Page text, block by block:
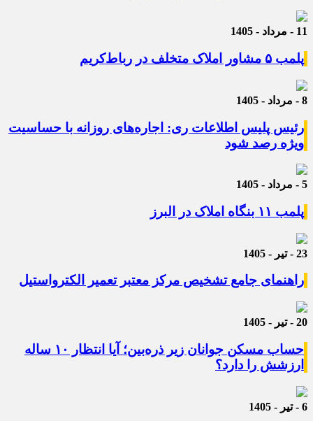
11 - مرداد - 1405
پلمب ۵ مشاور املاک متخلف در رباط‌کریم
8 - مرداد - 1405
رئیس پلیس اطلاعات ری: اجاره‌های روزانه با حساسیت
ویژه رصد شود
5 - مرداد - 1405
پلمب ۱۱ بنگاه املاک در البرز
23 - تیر - 1405
راهنمای جامع تشخیص مرکز معتبر تعمیر الکترواستیل
20 - تیر - 1405
حساب مسکن جوانان زیر ذره‌بین؛ آیا انتظار ۱۰ ساله
ارزشش را دارد؟
6 - تیر - 1405